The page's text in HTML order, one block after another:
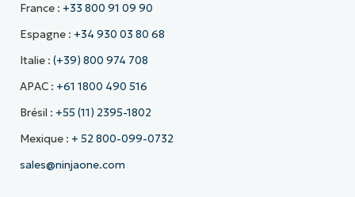
France : +33 800 91 09 90
Espagne : +34 930 03 80 68
Italie : (+39) 800 974 708
APAC : +61 1800 490 516
Brésil : +55 (11) 2395-1802
Mexique : + 52 800-099-0732
sales@ninjaone.com